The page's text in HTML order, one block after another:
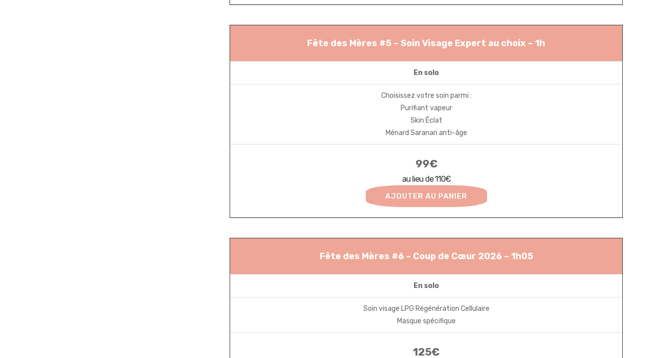
Fête des Mères #5 – Soin Visage Expert au choix – 1h
En solo
Choisissez votre soin parmi :
Purifiant vapeur
Skin Éclat
Ménard Saranari anti-âge
99€
au lieu de 110€
AJOUTER AU PANIER
Fête des Mères #6 – Coup de Cœur 2026 – 1h05
En solo
Soin visage LPG Régénération Cellulaire
Masque spécifique
125€